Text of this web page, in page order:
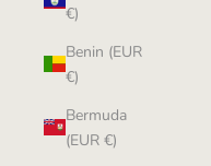
€)
Benin (EUR
€)
Bermuda
(EUR €)